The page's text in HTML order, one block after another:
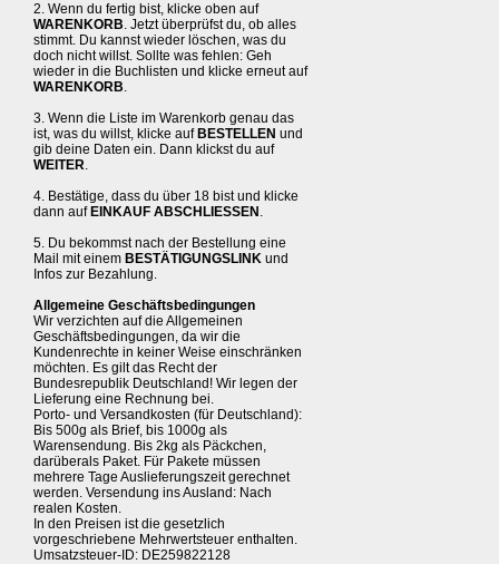
2. Wenn du fertig bist, klicke oben auf
WARENKORB. Jetzt überprüfst du, ob alles
stimmt. Du kannst wieder löschen, was du
doch nicht willst. Sollte was fehlen: Geh
wieder in die Buchlisten und klicke erneut auf
WARENKORB.
3. Wenn die Liste im Warenkorb genau das
ist, was du willst, klicke auf BESTELLEN und
gib deine Daten ein. Dann klickst du auf
WEITER.
4. Bestätige, dass du über 18 bist und klicke
dann auf EINKAUF ABSCHLIESSEN .
5. Du bekommst nach der Bestellung eine
Mail mit einem BESTÄTIGUNGSLINK und
Infos zur Bezahlung.
Allgemeine Geschäftsbedingungen
Wir verzichten auf die Allgemeinen
Geschäftsbedingungen, da wir die
Kundenrechte in keiner Weise einschränken
möchten. Es gilt das Recht der
Bundesrepublik Deutschland! Wir legen der
Lieferung eine Rechnung bei.
Porto- und Versandkosten (für Deutschland):
Bis 500g als Brief, bis 1000g als
Warensendung. Bis 2kg als Päckchen,
darüberals Paket. Für Pakete müssen
mehrere Tage Auslieferungszeit gerechnet
werden. Versendung ins Ausland: Nach
realen Kosten.
In den Preisen ist die gesetzlich
vorgeschriebene Mehrwertsteuer enthalten.
Umsatzsteuer-ID: DE259822128